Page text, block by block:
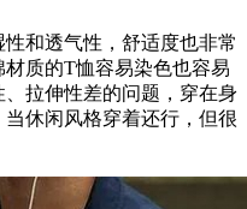
和透气性，舒适度也非常
质的T恤容易染色也容易
拉伸性差的问题，穿在身
当休闲风格穿着还行，但很